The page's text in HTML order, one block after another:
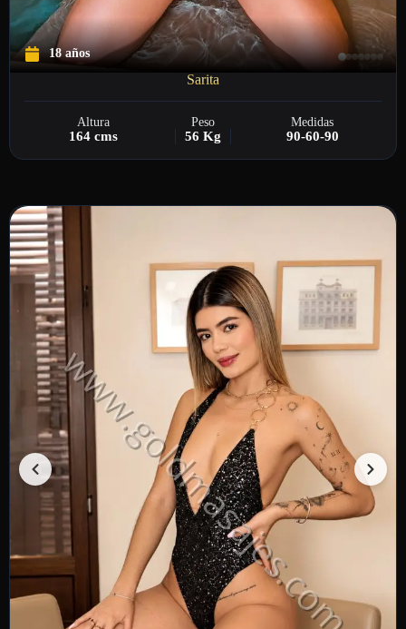
18 años
Sarita
Altura Peso Medidas
164 cms 56 Kg 90-60-90